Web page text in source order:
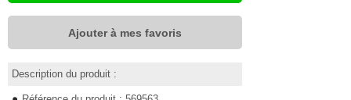
Ajouter à mes favoris
Description du produit :